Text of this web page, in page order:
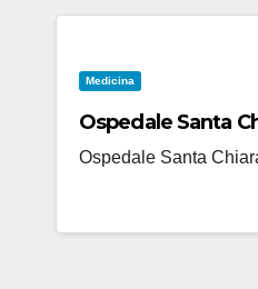
Medicina
Ospedale Santa
Ospedale Santa